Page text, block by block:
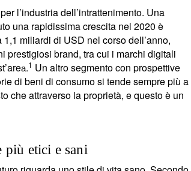
l’industria dell’intrattenimento. Una
una rapidissima crescita nel 2020 è
miliardi di USD nel corso dell’anno,
prestigiosi brand, tra cui i marchi digitali
a.1 Un altro segmento con prospettive
di beni di consumo si tende sempre più a
che attraverso la proprietà, e questo è un
più etici e sani